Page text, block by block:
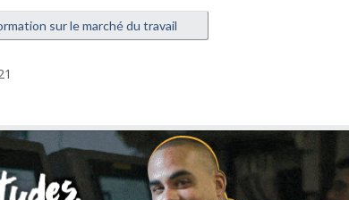
sur le marché du travail